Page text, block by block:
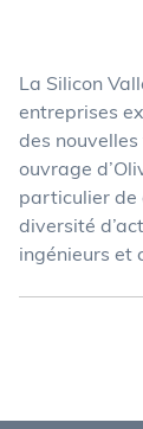
La Silicon
entreprises
des
ouvrage
particulier de
diversité
ingénieurs et